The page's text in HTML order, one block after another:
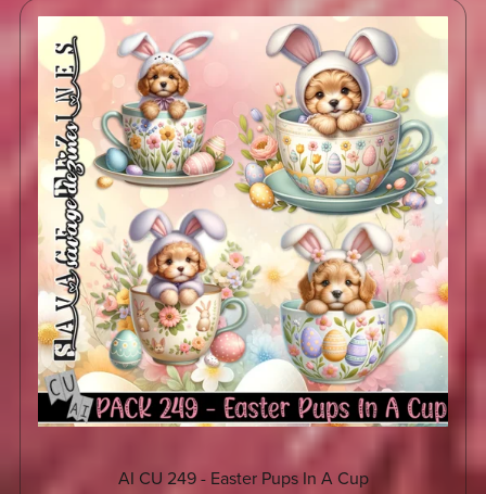
AI CU 249 - Easter Pups In A Cup